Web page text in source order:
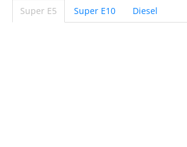
Super E5 Super E10 Diesel